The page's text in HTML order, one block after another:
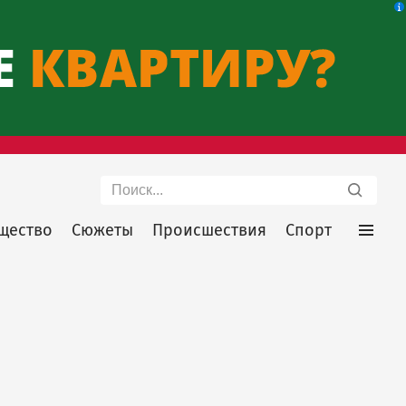
Поиск
Сюжеты Происшествия Спорт